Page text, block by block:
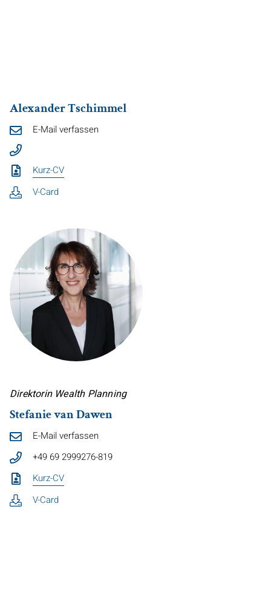
Alexander Tschimmel
E-Mail verfassen
Kurz-CV
V-Card
Direktorin Wealth Planning
Stefanie van Dawen
E-Mail verfassen
+49 69 2999276-819
Kurz-CV
V-Card